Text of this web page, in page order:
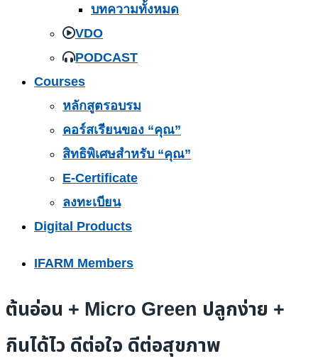
บทความทั้งหมด
VDO
PODCAST
Courses
หลักสูตรอบรม
คอร์สเรียนของ “คุณ”
สิทธิพิเศษสำหรับ “คุณ”
E-Certificate
ลงทะเบียน
Digital Products
IFARM Members
ต้นอ่อน + Micro Green ปลูกง่าย +
กินได้ไว ดีต่อใจ ดีต่อสุขภาพ